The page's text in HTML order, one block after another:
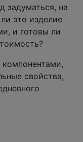
задуматься, на
это изделие
и готовы ли
свойства,